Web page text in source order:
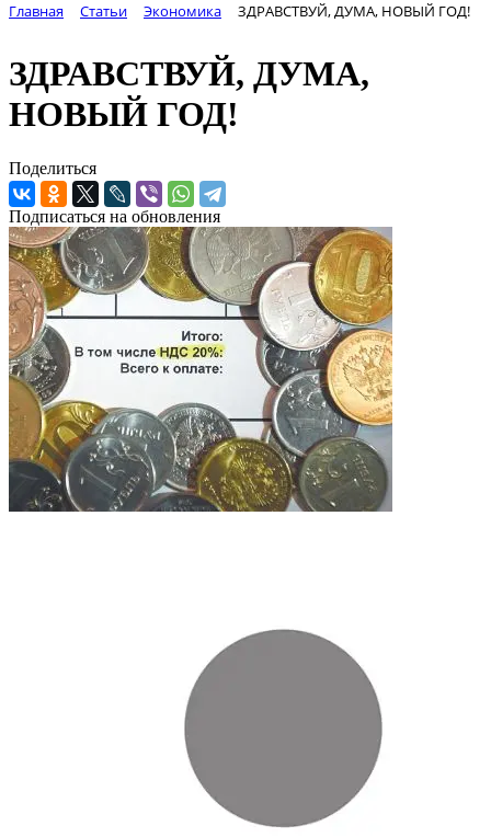
Главная Статьи Экономика ЗДРАВСТВУЙ, ДУМА, НОВЫЙ ГОД!
ЗДРАВСТВУЙ, ДУМА,
НОВЫЙ ГОД!
Поделиться
Подписаться на обновления